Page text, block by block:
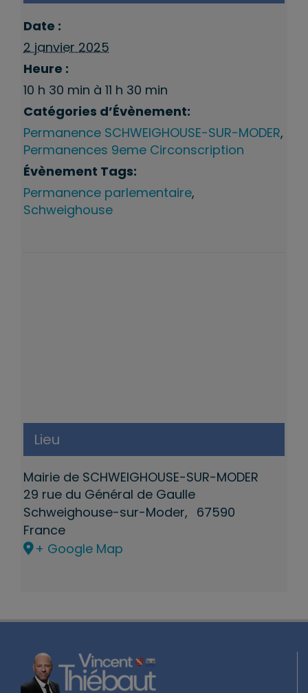
Date :
2 janvier 2025
Heure :
10 h 30 min à 11 h 30 min
Catégories d’Évènement:
Permanence SCHWEIGHOUSE-SUR-MODER,
Permanences 9eme Circonscription
Évènement Tags:
Permanence parlementaire,
Schweighouse
Lieu
Mairie de SCHWEIGHOUSE-SUR-MODER
29 rue du Général de Gaulle
Schweighouse-sur-Moder, 67590
France
+ Google Map